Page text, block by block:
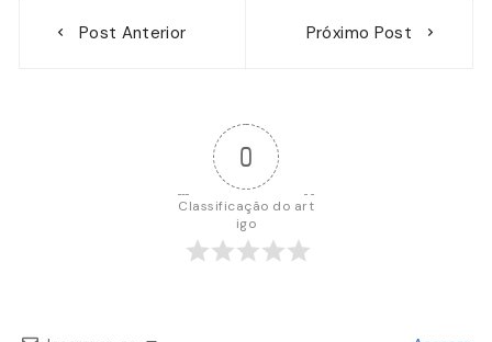
Post Anterior Próximo Post
0
Classificação do art
igo